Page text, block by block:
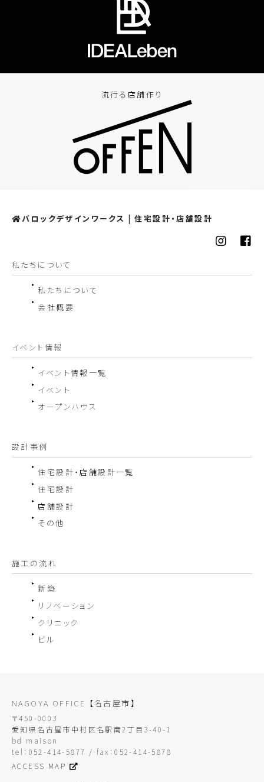
流行る店舗作り
バロックデザインワークス | 住宅設計・店舗設計
私たちについて
私たちについて
会社概要
イベント情報
イベント情報一覧
イベント
オープンハウス
設計事例
住宅設計・店舗設計一覧
住宅設計
店舗設計
その他
施工の流れ
新築
リノベーション
クリニック
ビル
NAGOYA OFFICE 【名古屋市】
〒450-0003
愛知県名古屋市中村区名駅南2丁目3-40-1
bd maison
tel：052-414-5877 / fax：052-414-5878
ACCESS MAP